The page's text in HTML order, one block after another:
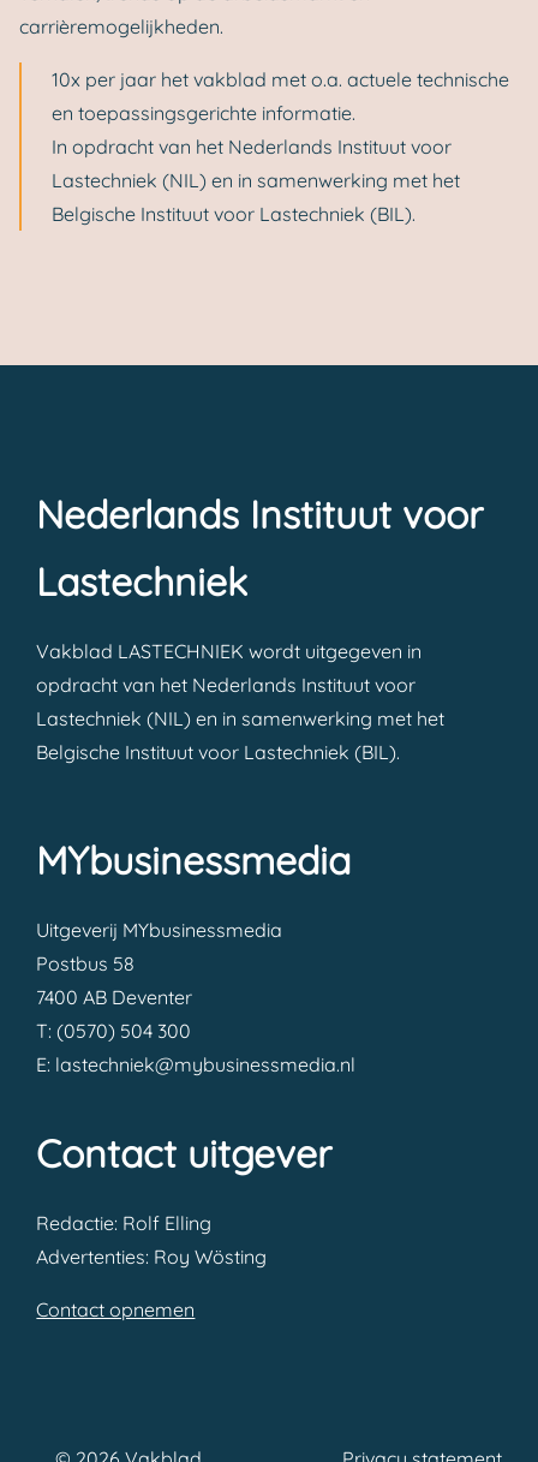
carrièremogelijkheden.
10x per jaar het vakblad met o.a. actuele technische
en toepassingsgerichte informatie.
In opdracht van het Nederlands Instituut voor
Lastechniek (NIL) en in samenwerking met het
Belgische Instituut voor Lastechniek (BIL).
Nederlands Instituut voor
Lastechniek
Vakblad LASTECHNIEK wordt uitgegeven in
opdracht van het Nederlands Instituut voor
Lastechniek (NIL) en in samenwerking met het
Belgische Instituut voor Lastechniek (BIL).
MYbusinessmedia
Uitgeverij MYbusinessmedia
Postbus 58
7400 AB Deventer
T: (0570) 504 300
E: lastechniek@mybusinessmedia.nl
Contact uitgever
Redactie: Rolf Elling
Advertenties: Roy Wösting
Contact opnemen